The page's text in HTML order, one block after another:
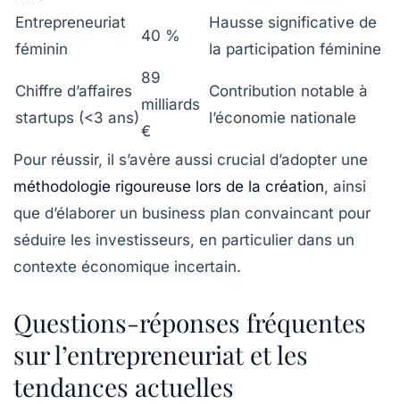
Entrepreneuriat
féminin
40 %
Hausse significative de
la participation féminine
Chiffre d’affaires
startups (<3 ans)
89
milliards
€
Contribution notable à
l’économie nationale
Pour réussir, il s’avère aussi crucial d’adopter une
méthodologie rigoureuse lors de la création, ainsi
que d’élaborer un business plan convaincant pour
séduire les investisseurs, en particulier dans un
contexte économique incertain.
Questions-réponses fréquentes
sur l’entrepreneuriat et les
tendances actuelles